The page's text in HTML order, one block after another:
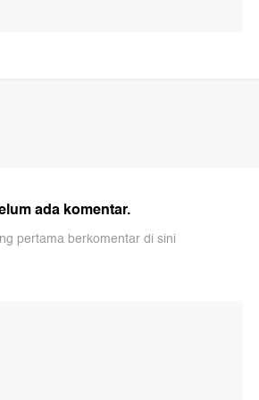
ada komentar.
pertama berkomentar di sini